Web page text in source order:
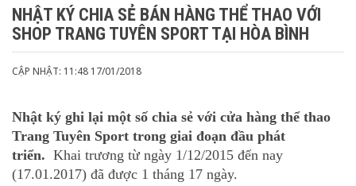
NHẬT KÝ CHIA SẺ BÁN HÀNG THỂ THAO VỚI
SHOP TRANG TUYÊN SPORT TẠI HÒA BÌNH
CẬP NHẬT: 11:48 17/01/2018
Nhật ký ghi lại một số chia sẻ với cửa hàng thể thao
Trang Tuyên Sport trong giai đoạn đầu phát
triển. Khai trương từ ngày 1/12/2015 đến nay
(17.01.2017) đã được 1 tháng 17 ngày.